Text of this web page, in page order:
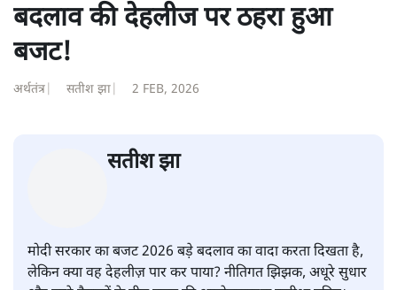
बदलाव की देहलीज पर ठहरा हुआ
बजट!
अर्थतंत्र सतीश झा 2 FEB, 2026